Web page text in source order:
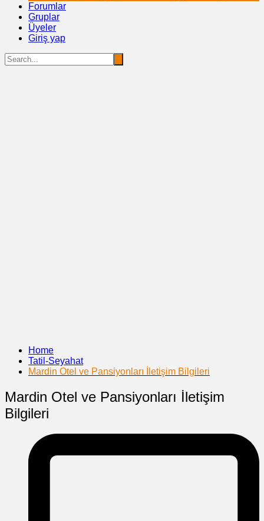
Forumlar
Gruplar
Üyeler
Giriş yap
Home
Tatil-Seyahat
Mardin Otel ve Pansiyonları İletişim Bilgileri
Mardin Otel ve Pansiyonları İletişim
Bilgileri